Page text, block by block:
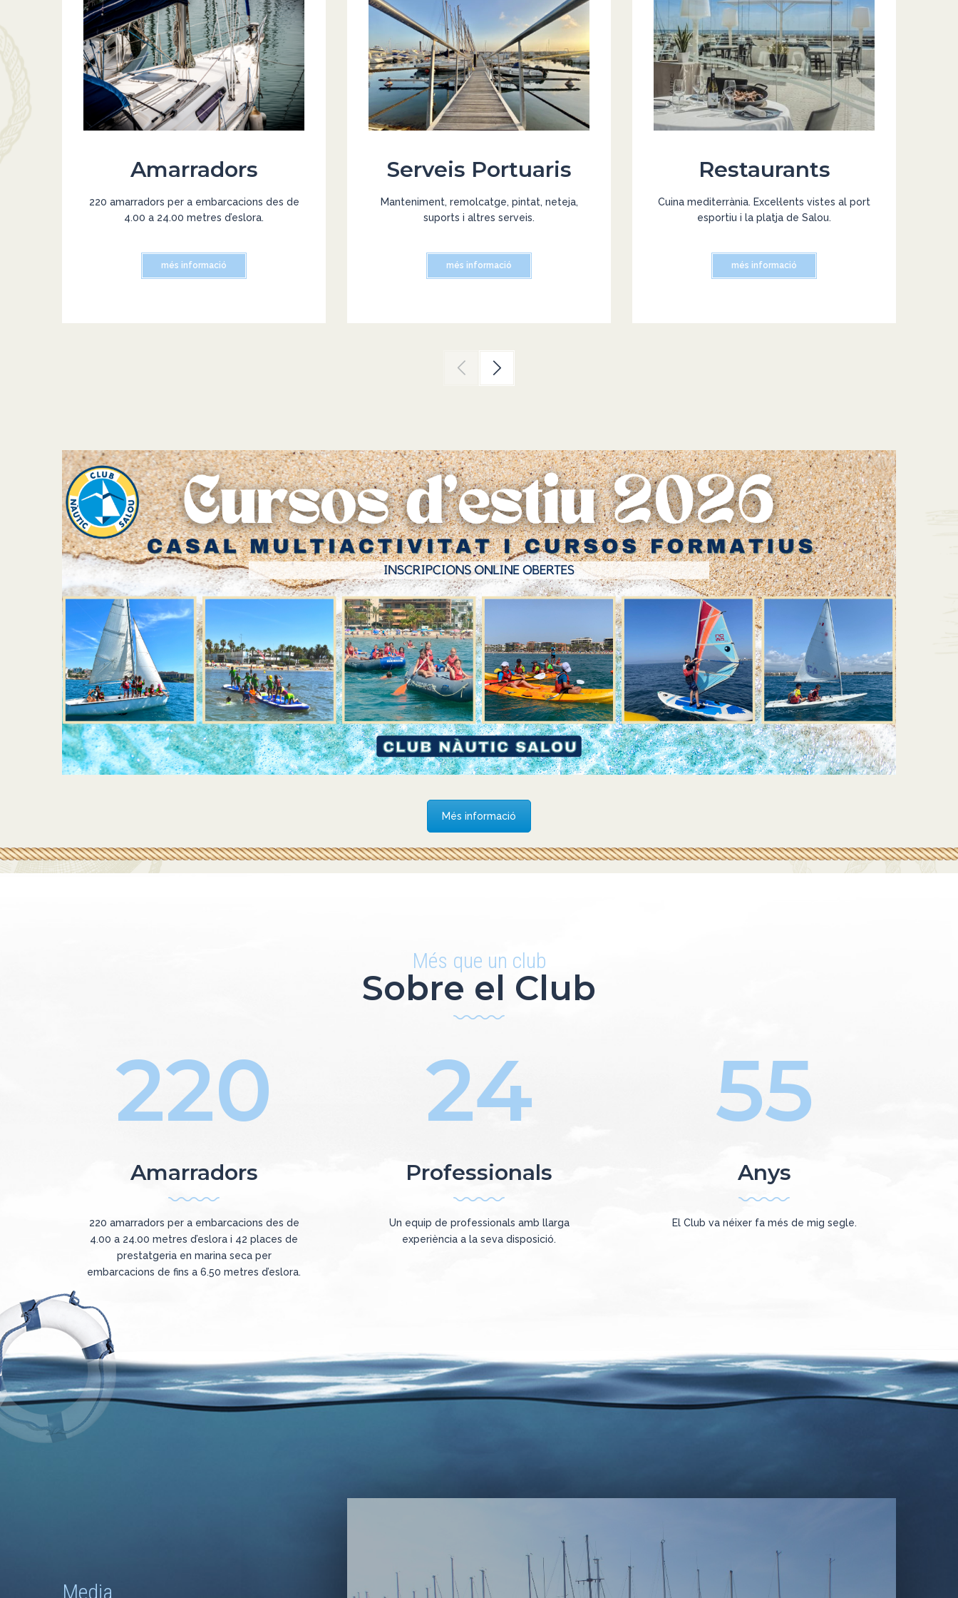
Més detalls
Més info
Més info
Amarradors
220 amarradors per a embarcacions des de
4.00 a 24.00 metres d’eslora.
més informació
Serveis Portuaris
Manteniment, remolcatge, pintat, neteja,
suports i altres serveis.
més informació
Restaurants
Cuina mediterrània. Excel·lents vistes al port
esportiu i la platja de Salou.
més informació
Més informació
Més que un club
Sobre el Club
220
Amarradors
220 amarradors per a embarcacions des de
4.00 a 24.00 metres d’eslora i 42 places de
prestatgeria en marina seca per
embarcacions de fins a 6.50 metres d’eslora.
24
Professionals
Un equip de professionals amb llarga
experiència a la seva disposició.
55
Anys
El Club va néixer fa més de mig segle.
Media